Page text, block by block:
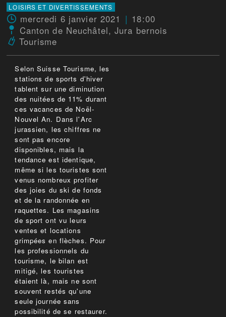
LOISIRS ET DIVERTISSEMENTS
mercredi 6 janvier 2021
18:00
Canton de Neuchâtel, Jura bernois
Tourisme
Selon Suisse Tourisme, les
stations de sports d'hiver
tablent sur une diminution
des nuitées de 11% durant
ces vacances de Noël-
Nouvel An. Dans l'Arc
jurassien, les chiffres ne
sont pas encore
disponibles, mais la
tendance est identique,
même si les touristes sont
venus nombreux profiter
des joies du ski de fonds
et de la randonnée en
raquettes. Les magasins
de sport ont vu leurs
ventes et locations
grimpées en flèches. Pour
les professionnels du
tourisme, le bilan est
mitigé, les touristes
étaient là, mais ne sont
souvent restés qu'une
seule journée sans
possibilité de se restaurer.